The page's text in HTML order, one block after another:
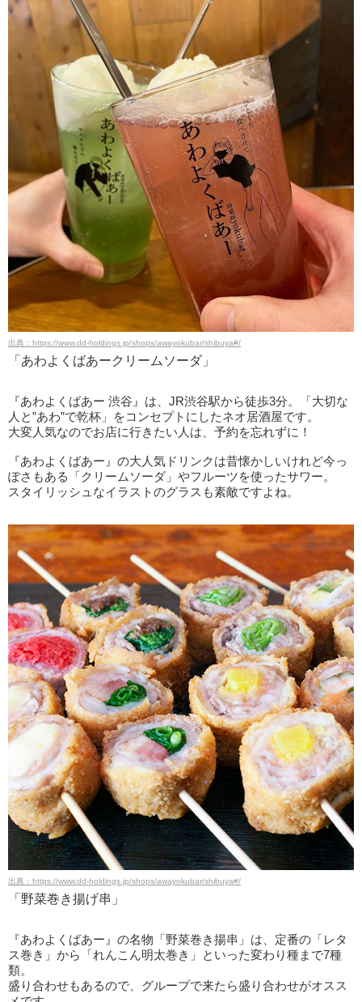
出典：https://www.dd-holdings.jp/shops/awayokubar/shibuya#/
「あわよくばあークリームソーダ」
『あわよくばあー 渋谷』は、JR渋谷駅から徒歩3分。「大切な
人と”あわ”で乾杯」をコンセプトにしたネオ居酒屋です。
大変人気なのでお店に行きたい人は、予約を忘れずに！
『あわよくばあー』の大人気ドリンクは昔懐かしいけれど今っ
ぽさもある「クリームソーダ」やフルーツを使ったサワー。
スタイリッシュなイラストのグラスも素敵ですよね。
出典：https://www.dd-holdings.jp/shops/awayokubar/shibuya#/
「野菜巻き揚げ串」
『あわよくばあー』の名物「野菜巻き揚串」は、定番の「レタ
ス巻き」から「れんこん明太巻き」といった変わり種まで7種
類。
盛り合わせもあるので、グループで来たら盛り合わせがオスス